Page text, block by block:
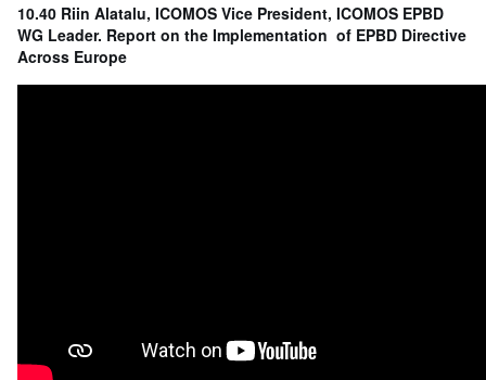
10.40 Riin Alatalu, ICOMOS Vice President, ICOMOS EPBD
WG Leader. Report on the Implementation of EPBD Directive
Across Europe